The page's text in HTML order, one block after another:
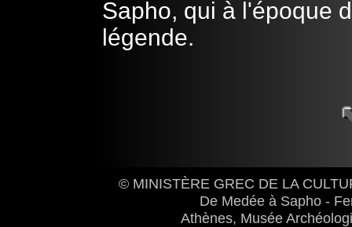
Sapho, qui à l'époque
légende.
© MINISTÈRE GREC DE LA
De Medée à Sapho -
Athènes, Musée